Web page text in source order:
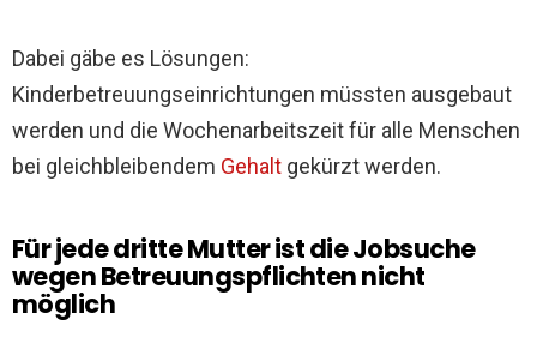
Dabei gäbe es Lösungen:
Kinderbetreuungseinrichtungen müssten ausgebaut
werden und die Wochenarbeitszeit für alle Menschen
bei gleichbleibendem Gehalt gekürzt werden.
Für jede dritte Mutter ist die Jobsuche
wegen Betreuungspflichten nicht
möglich